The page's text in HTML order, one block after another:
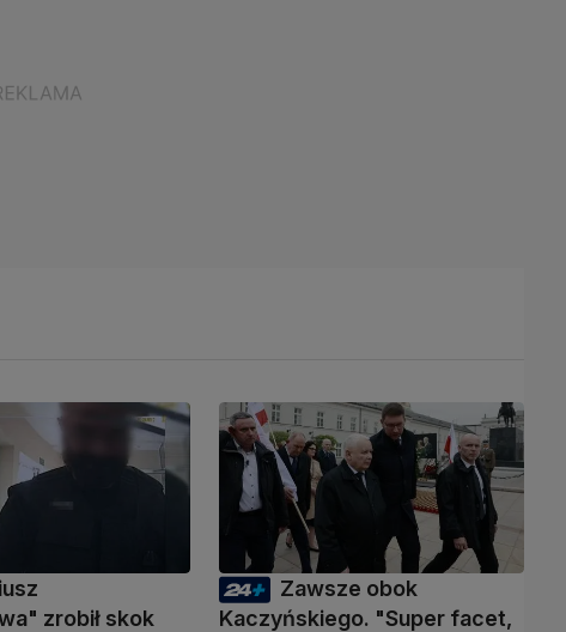
zrobił skok
Zawsze obok
Kaczyńskiego. "Super facet,